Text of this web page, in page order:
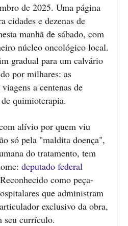
de 2025. Uma página
cidades e dezenas de
manhã de sábado, com
núcleo oncológico local.
gradual para um calvário
por milhares: as
a centenas de
quimioterapia.
alívio por quem viu
só pela "maldita doença",
do tratamento, tem
deputado federal
como peça-
que administram
exclusivo da obra,
seu currículo.